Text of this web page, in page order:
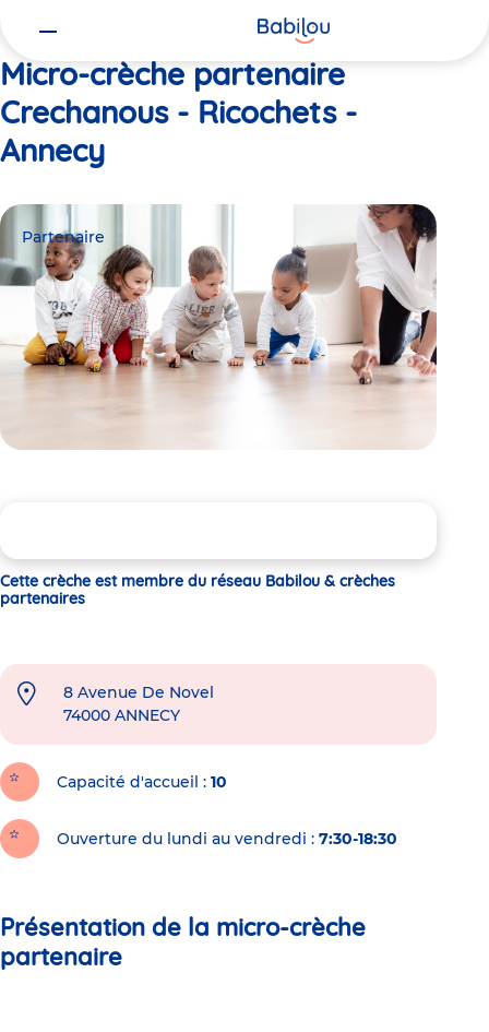
Micro-crèche partenaire
Crechanous - Ricochets -
Annecy
Partenaire
Cette crèche est membre du réseau Babilou & crèches
partenaires
8 Avenue De Novel
74000 ANNECY
Capacité d'accueil 10
Ouverture du lundi au vendredi : 7:30-18:30
Présentation de la micro-crèche
partenaire